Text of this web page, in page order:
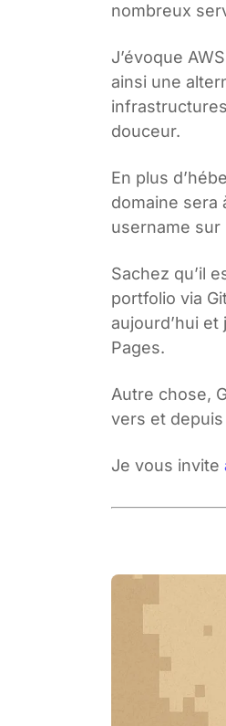
nombreux
J’évoque
ainsi une
douceur.
En plus
domaine sera
username sur
Sachez qu’il
portfolio via
aujourd’hui
Pages.
Autre chose,
vers et
Je vous invite